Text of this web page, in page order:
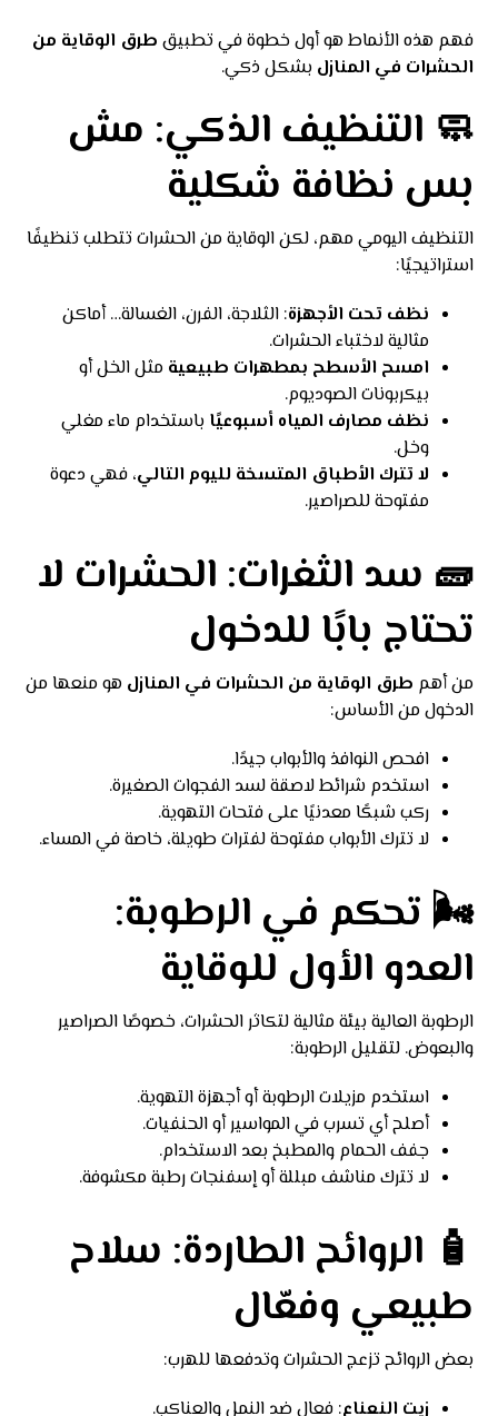
فهم هذه الأنماط هو أول خطوة في تطبيق طرق الوقاية من
الحشرات في المنازل بشكل ذكي.
🧼 التنظيف الذكي: مش
بس نظافة شكلية
التنظيف اليومي مهم، لكن الوقاية من الحشرات تتطلب تنظيفًا
استراتيجيًا:
نظف تحت الأجهزة: الثلاجة، الفرن، الغسالة… أماكن
مثالية لاختباء الحشرات.
امسح الأسطح بمطهرات طبيعية مثل الخل أو
بيكربونات الصوديوم.
نظف مصارف المياه أسبوعيًا باستخدام ماء مغلي
وخل.
لا تترك الأطباق المتسخة لليوم التالي، فهي دعوة
مفتوحة للصراصير.
🧱 سد الثغرات: الحشرات لا
تحتاج بابًا للدخول
من أهم طرق الوقاية من الحشرات في المنازل هو منعها من
الدخول من الأساس:
افحص النوافذ والأبواب جيدًا.
استخدم شرائط لاصقة لسد الفجوات الصغيرة.
ركب شبكًا معدنيًا على فتحات التهوية.
لا تترك الأبواب مفتوحة لفترات طويلة، خاصة في المساء.
🌬️ تحكم في الرطوبة:
العدو الأول للوقاية
الرطوبة العالية بيئة مثالية لتكاثر الحشرات، خصوصًا الصراصير
والبعوض. لتقليل الرطوبة:
استخدم مزيلات الرطوبة أو أجهزة التهوية.
أصلح أي تسرب في المواسير أو الحنفيات.
جفف الحمام والمطبخ بعد الاستخدام.
لا تترك مناشف مبللة أو إسفنجات رطبة مكشوفة.
🧴 الروائح الطاردة: سلاح
طبيعي وفعّال
بعض الروائح تزعج الحشرات وتدفعها للهرب:
زيت النعناع: فعال ضد النمل والعناكب.